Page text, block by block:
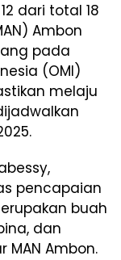
dari total 18
Ambon
pada
(OMI)
melaju
pencapaian
buah
dan
MAN Ambon.